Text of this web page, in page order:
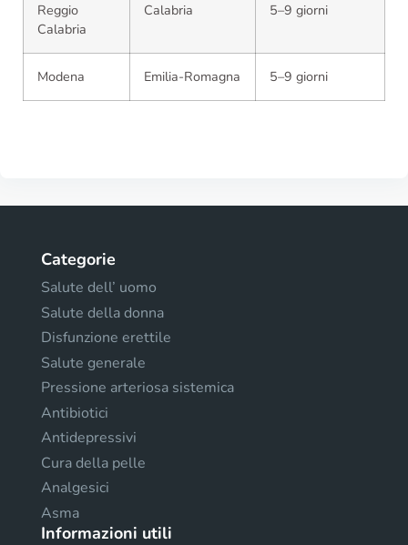
Reggio
Calabria
Calabria 5–9 giorni
Modena Emilia-Romagna 5–9 giorni
Categorie
Salute dell’ uomo
Salute della donna
Disfunzione erettile
Salute generale
Pressione arteriosa sistemica
Antibiotici
Antidepressivi
Cura della pelle
Analgesici
Asma
Informazioni utili